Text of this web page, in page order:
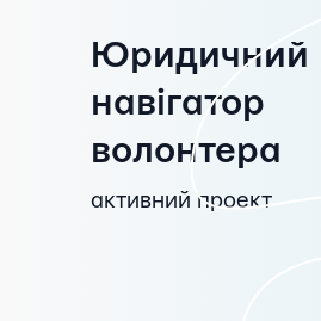
Юридичний
навігатор
волонтера
активний проект